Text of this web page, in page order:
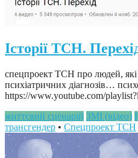
Історії ТСН.
спецпроект ТСН про людей, які
психіатричних діагнозів…
https://www.youtube.com/
життєвий сценарій ЗМІ (відео)
трансгендер • Спецпроект ТСН